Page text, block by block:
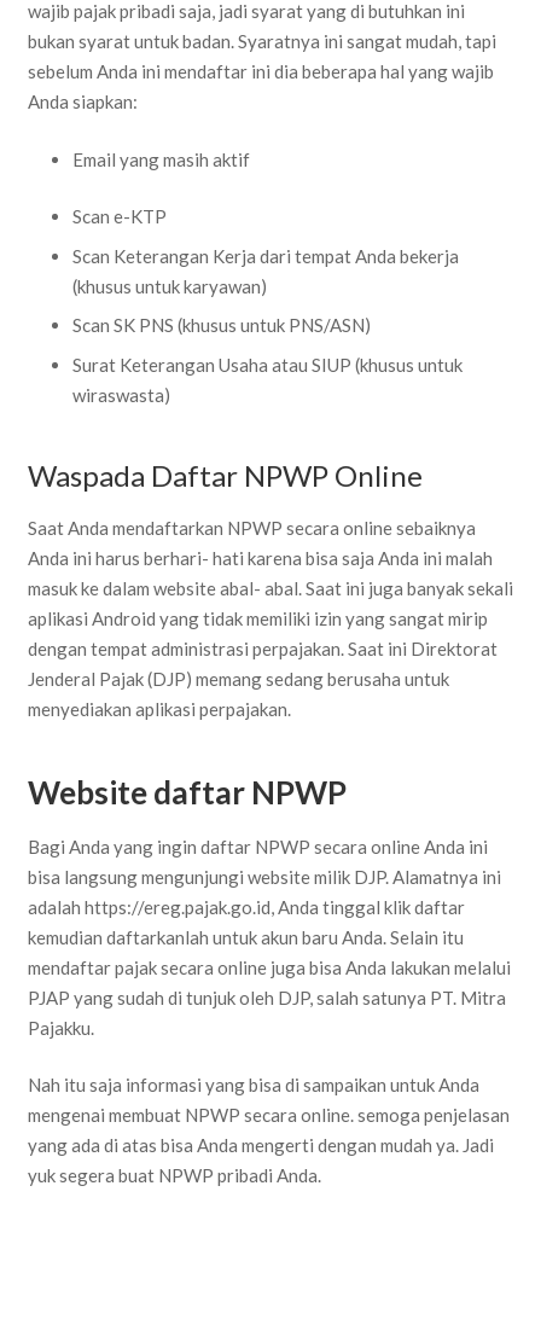
wajib pajak pribadi saja, jadi syarat yang di butuhkan ini
bukan syarat untuk badan. Syaratnya ini sangat mudah, tapi
sebelum Anda ini mendaftar ini dia beberapa hal yang wajib
Anda siapkan:
Email yang masih aktif
Scan e-KTP
Scan Keterangan Kerja dari tempat Anda bekerja
(khusus untuk karyawan)
Scan SK PNS (khusus untuk PNS/ASN)
Surat Keterangan Usaha atau SIUP (khusus untuk
wiraswasta)
Waspada Daftar NPWP Online
Saat Anda mendaftarkan NPWP secara online sebaiknya
Anda ini harus berhari- hati karena bisa saja Anda ini malah
masuk ke dalam website abal- abal. Saat ini juga banyak sekali
aplikasi Android yang tidak memiliki izin yang sangat mirip
dengan tempat administrasi perpajakan. Saat ini Direktorat
Jenderal Pajak (DJP) memang sedang berusaha untuk
menyediakan aplikasi perpajakan.
Website daftar NPWP
Bagi Anda yang ingin daftar NPWP secara online Anda ini
bisa langsung mengunjungi website milik DJP. Alamatnya ini
adalah https://ereg.pajak.go.id , Anda tinggal klik daftar
kemudian daftarkanlah untuk akun baru Anda. Selain itu
mendaftar pajak secara online juga bisa Anda lakukan melalui
PJAP yang sudah di tunjuk oleh DJP, salah satunya PT. Mitra
Pajakku.
Nah itu saja informasi yang bisa di sampaikan untuk Anda
mengenai membuat NPWP secara online. semoga penjelasan
yang ada di atas bisa Anda mengerti dengan mudah ya. Jadi
yuk segera buat NPWP pribadi Anda.